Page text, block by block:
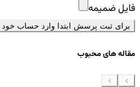
فایل ضمیمه
برای ثبت پرسش ابتدا وارد حساب خود
مقاله های محبوب